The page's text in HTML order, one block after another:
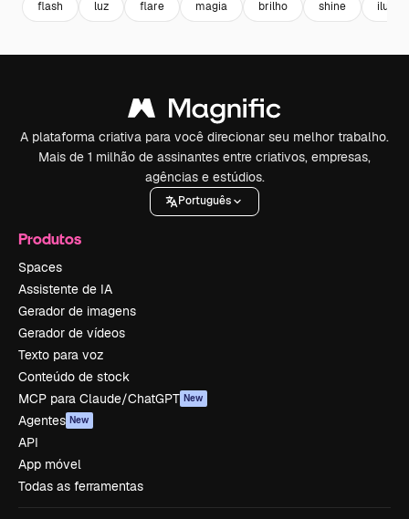
flash luz flare magia brilho shine
A plataforma criativa para você direcionar seu melhor trabalho.
Mais de 1 milhão de assinantes entre criativos, empresas,
agências e estúdios.
Português
Produtos
Spaces
Assistente de IA
Gerador de imagens
Gerador de vídeos
Texto para voz
Conteúdo de stock
MCP para Claude/ChatGPT New
Agentes New
API
App móvel
Todas as ferramentas